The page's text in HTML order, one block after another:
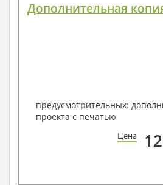
Дополнительная
предусмотрительных:
проекта с печатью
Цена